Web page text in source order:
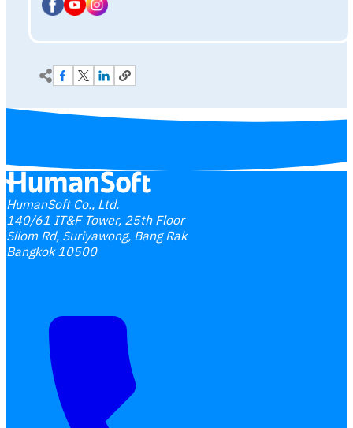
HumanSoft Co., Ltd.
140/61 IT&F Tower, 25th Floor
Silom Rd, Suriyawong, Bang Rak
Bangkok 10500